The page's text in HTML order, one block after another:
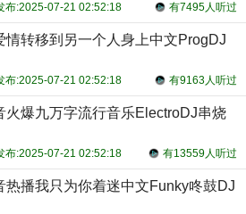
有7495人听过
布:2025-07-21 02:52:18
情转移到另一个人身上中文ProgDJ
有9163人听过
布:2025-07-21 02:52:18
火爆九万字流行音乐ElectroDJ串烧
有13559人听过
布:2025-07-21 02:52:18
热播我只为你着迷中文Funky咚鼓DJ